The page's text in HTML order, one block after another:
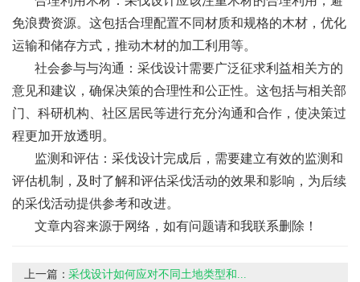
免浪费资源。这包括合理配置不同材质和规格的木材，优化
运输和储存方式，推动木材的加工利用等。
社会参与与沟通：采伐设计需要广泛征求利益相关方的
意见和建议，确保决策的合理性和公正性。这包括与相关部
门、科研机构、社区居民等进行充分沟通和合作，使决策过
程更加开放透明。
监测和评估：采伐设计完成后，需要建立有效的监测和
评估机制，及时了解和评估采伐活动的效果和影响，为后续
的采伐活动提供参考和改进。
文章内容来源于网络，如有问题请和我联系删除！
上一篇：采伐设计如何应对不同土地类型和...